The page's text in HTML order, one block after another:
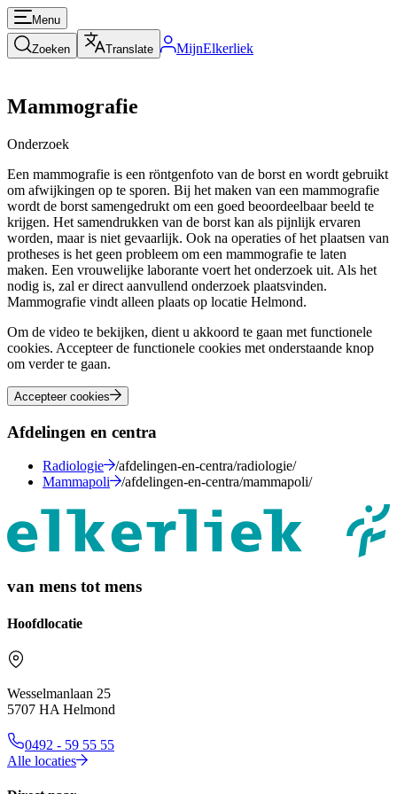
Menu
Zoeken Translate MijnElkerliek
Mammografie
Onderzoek
Een mammografie is een röntgenfoto van de borst en wordt gebruikt
om afwijkingen op te sporen. Bij het maken van een mammografie
wordt de borst samengedrukt om een goed beoordeelbaar beeld te
krijgen. Het samendrukken van de borst kan als pijnlijk ervaren
worden, maar is niet gevaarlijk. Ook na operaties of het plaatsen van
protheses is het geen probleem om een mammografie te laten
maken. Een vrouwelijke laborante voert het onderzoek uit. Als het
nodig is, zal er direct aanvullend onderzoek plaatsvinden.
Mammografie vindt alleen plaats op locatie Helmond.
Om de video te bekijken, dient u akkoord te gaan met functionele
cookies. Accepteer de functionele cookies met onderstaande knop
om verder te gaan.
Accepteer cookies
Afdelingen en centra
Radiologie
/afdelingen-en-centra/radiologie/
Mammapoli
/afdelingen-en-centra/mammapoli/
van mens tot mens
Hoofdlocatie
Wesselmanlaan 25
5707 HA Helmond
0492 - 59 55 55
Alle locaties